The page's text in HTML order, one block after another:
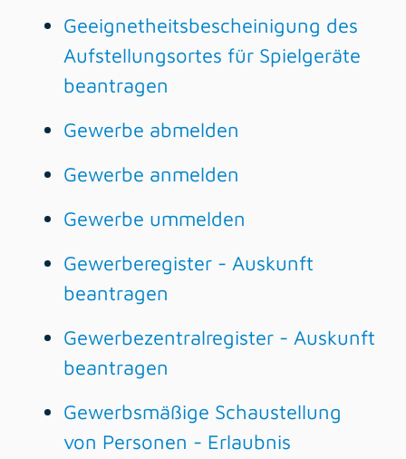
Geeignetheitsbescheinigung des
Aufstellungsortes für Spielgeräte
beantragen
Gewerbe abmelden
Gewerbe anmelden
Gewerbe ummelden
Gewerberegister - Auskunft
beantragen
Gewerbezentralregister - Auskunft
beantragen
Gewerbsmäßige Schaustellung
von Personen - Erlaubnis